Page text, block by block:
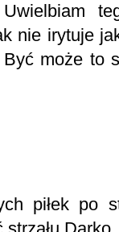
Uwielbiam
nie irytuje
Być może to
piłek po